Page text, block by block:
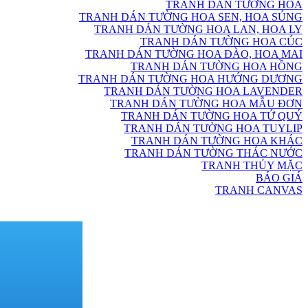
TRANH DÁN TƯỜNG HOA
TRANH DÁN TƯỜNG HOA SEN, HOA SÚNG
TRANH DÁN TƯỜNG HOA LAN, HOA LY
TRANH DÁN TƯỜNG HOA CÚC
TRANH DÁN TƯỜNG HOA ĐÀO, HOA MAI
TRANH DÁN TƯỜNG HOA HỒNG
TRANH DÁN TƯỜNG HOA HƯỚNG DƯƠNG
TRANH DÁN TƯỜNG HOA LAVENDER
TRANH DÁN TƯỜNG HOA MẪU ĐƠN
TRANH DÁN TƯỜNG HOA TỨ QUÝ
TRANH DÁN TƯỜNG HOA TUYLIP
TRANH DÁN TƯỜNG HOA KHÁC
TRANH DÁN TƯỜNG THÁC NƯỚC
TRANH THỦY MẶC
BÁO GIÁ
TRANH CANVAS